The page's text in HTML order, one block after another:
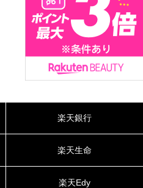
楽天銀行
楽天生命
楽天Edy